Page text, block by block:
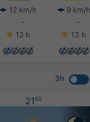
12 km/h
-
12 h
9 km/h
-
13 h
3h
2100